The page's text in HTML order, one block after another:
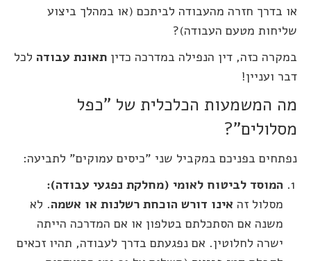
או בדרך חזרה מהעבודה לביתכם (או במהלך ביצוע
שליחות מטעם העבודה)?
במקרה כזה, דין הנפילה במדרכה כדין תאונת עבודה לכל
דבר ועניין!
מה המשמעות הכלכלית של "כפל
מסלולים"?
נפתחים בפניכם במקביל שני "כיסים עמוקים" לתביעה:
המוסד לביטוח לאומי (מחלקת נפגעי עבודה):
מסלול זה אינו דורש הוכחת רשלנות או אשמה. לא
משנה אם הסתכלתם בטלפון או אם המדרכה הייתה
ישרה לחלוטין. אם נפגעתם בדרך לעבודה, תהיו זכאים